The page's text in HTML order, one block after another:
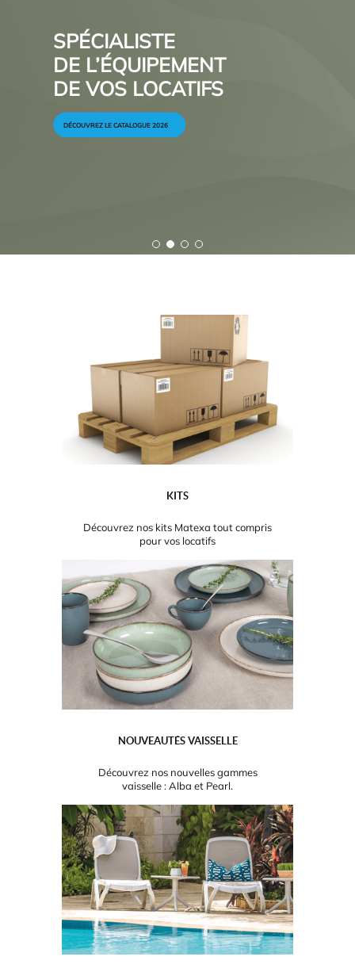
SPÉCIALISTE
DE L’ÉQUIPEMENT
DE VOS LOCATIFS
DÉCOUVREZ LE CATALOGUE 2026
KITS
Découvrez nos kits Matexa tout compris
pour vos locatifs
NOUVEAUTÉS VAISSELLE
Découvrez nos nouvelles gammes
vaisselle : Alba et Pearl.